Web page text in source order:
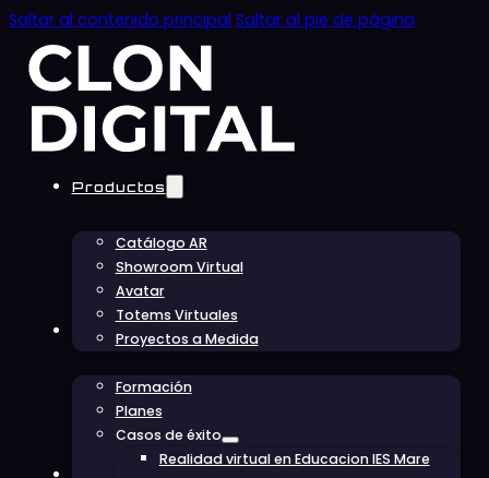
Saltar al contenido principal Saltar al pie de página
Productos
Catálogo AR
Showroom Virtual
Avatar
Totems Virtuales
Proyectos a Medida
Educación
Formación
Planes
Casos de éxito
Realidad virtual en Educacion IES Mare